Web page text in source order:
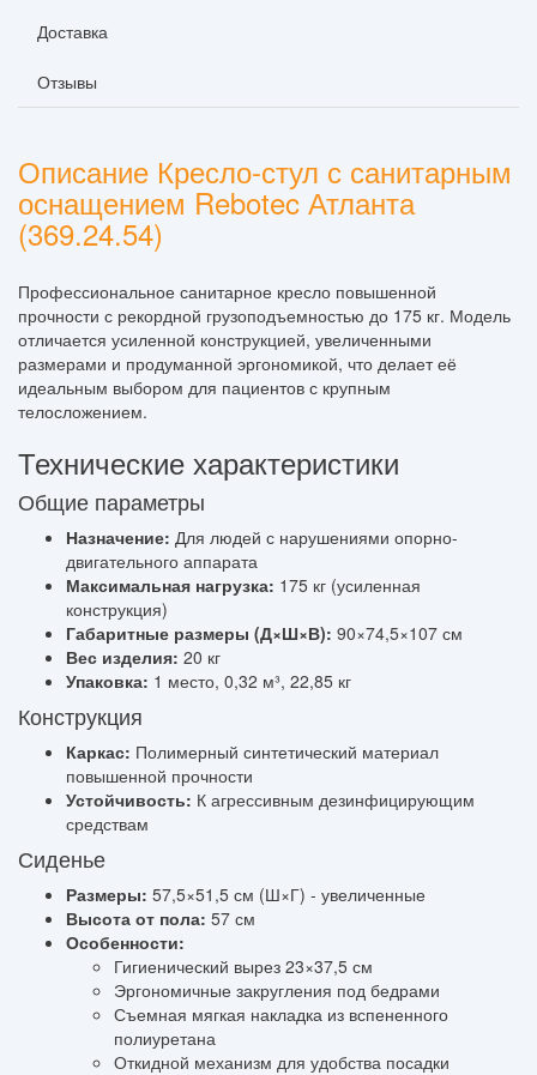
Доставка
Отзывы
Описание Кресло-стул с санитарным
оснащением Rebotec Атланта
(369.24.54)
Профессиональное санитарное кресло повышенной
прочности с рекордной грузоподъемностью до 175 кг. Модель
отличается усиленной конструкцией, увеличенными
размерами и продуманной эргономикой, что делает её
идеальным выбором для пациентов с крупным
телосложением.
Технические характеристики
Общие параметры
Назначение: Для людей с нарушениями опорно-
двигательного аппарата
Максимальная нагрузка: 175 кг (усиленная
конструкция)
Габаритные размеры (Д×Ш×В): 90×74,5×107 см
Вес изделия: 20 кг
Упаковка: 1 место, 0,32 м³, 22,85 кг
Конструкция
Каркас: Полимерный синтетический материал
повышенной прочности
Устойчивость: К агрессивным дезинфицирующим
средствам
Сиденье
Размеры: 57,5×51,5 см (Ш×Г) - увеличенные
Высота от пола: 57 см
Особенности:
Гигиенический вырез 23×37,5 см
Эргономичные закругления под бедрами
Съемная мягкая накладка из вспененного
полиуретана
Откидной механизм для удобства посадки